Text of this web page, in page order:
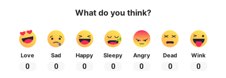
What do you think?
Love
0
Sad
0
Happy
0
Sleepy
0
Angry
0
Dead
0
Wink
0